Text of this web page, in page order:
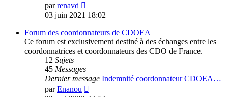
parrenavd
le
message
03 juin 2021 18:02
Forum des coordonnateurs de CDOEA
Ce forum est exclusivement destiné à des échanges entre les
coordonnatrices et coordonnateurs des CDO de France.
12 Sujets
45 Messages
Dernier message Indemnité coordonnateur CDOEA…
parEnanou